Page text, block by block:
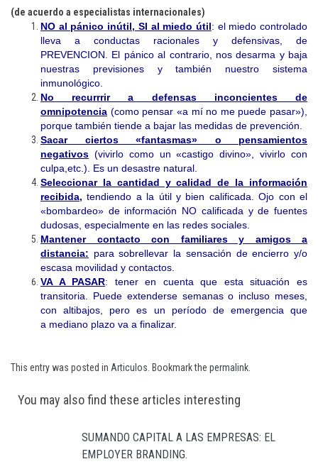
(de acuerdo a especialistas internacionales)
NO al pánico inútil, SI al miedo útil: el miedo controlado
lleva a conductas racionales y defensivas, de
PREVENCION. El pánico al contrario, nos desarma y baja
nuestras previsiones y también nuestro sistema
inmunológico.
No recurrrir a defensas inconcientes de
omnipotencia (como pensar «a mí no me puede pasar»),
porque también tiende a bajar las medidas de prevención.
Sacar ciertos «fantasmas» o pensamientos
negativos (vivirlo como un «castigo divino», vivirlo con
culpa,etc.). Es un desastre natural.
Seleccionar la cantidad y calidad de la información
recibida, tendiendo a la útil y bien calificada. Ojo con el
«bombardeo» de información NO calificada y de fuentes
dudosas, especialmente en las redes sociales.
Mantener contacto con familiares y amigos a
distancia: para sobrellevar la sensación de encierro y/o
escasa movilidad y contactos.
VA A PASAR: tener en cuenta que esta situación es
transitoria. Puede extenderse semanas o incluso meses,
con altibajos, pero es un período de emergencia que
a mediano plazo va a finalizar.
This entry was posted in Articulos . Bookmark the permalink
You may also find these articles interesting
SUMANDO CAPITAL A LAS EMPRESAS: EL
EMPLOYER BRANDING.
Post
navigation